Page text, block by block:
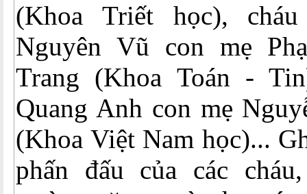
(Khoa Triết học),
Nguyên Vũ con mẹ
Trang (Khoa Toán -
Quang Anh con mẹ
(Khoa Việt Nam học)...
phấn đấu của các